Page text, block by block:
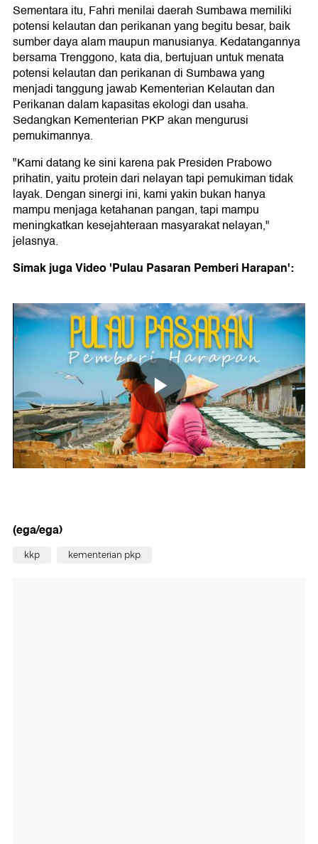
Sementara itu, Fahri menilai daerah Sumbawa memiliki
potensi kelautan dan perikanan yang begitu besar, baik
sumber daya alam maupun manusianya. Kedatangannya
bersama Trenggono, kata dia, bertujuan untuk menata
potensi kelautan dan perikanan di Sumbawa yang
menjadi tanggung jawab Kementerian Kelautan dan
Perikanan dalam kapasitas ekologi dan usaha.
Sedangkan Kementerian PKP akan mengurusi
pemukimannya.
"Kami datang ke sini karena pak Presiden Prabowo
prihatin, yaitu protein dari nelayan tapi pemukiman tidak
layak. Dengan sinergi ini, kami yakin bukan hanya
mampu menjaga ketahanan pangan, tapi mampu
meningkatkan kesejahteraan masyarakat nelayan,"
jelasnya.
Simak juga Video 'Pulau Pasaran Pemberi Harapan':
(ega/ega)
kkp kementerian pkp